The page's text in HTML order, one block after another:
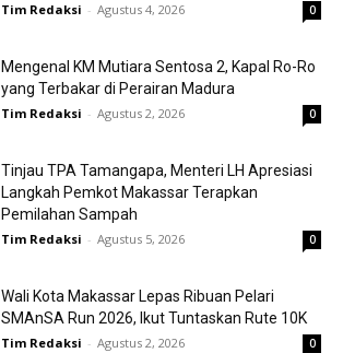
Tim Redaksi - Agustus 4, 2026 0
Mengenal KM Mutiara Sentosa 2, Kapal Ro-Ro
yang Terbakar di Perairan Madura
Tim Redaksi - Agustus 2, 2026 0
Tinjau TPA Tamangapa, Menteri LH Apresiasi
Langkah Pemkot Makassar Terapkan
Pemilahan Sampah
Tim Redaksi - Agustus 5, 2026 0
Wali Kota Makassar Lepas Ribuan Pelari
SMAnSA Run 2026, Ikut Tuntaskan Rute 10K
Tim Redaksi - Agustus 2, 2026 0